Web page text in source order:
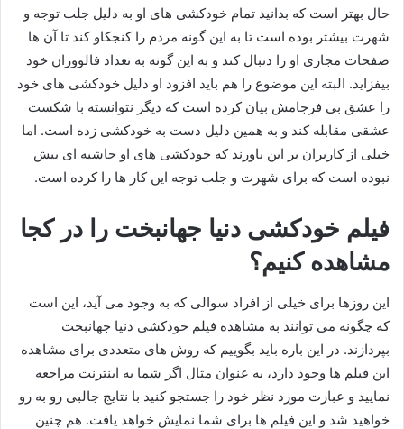
حال بهتر است که بدانید تمام خودکشی های او به دلیل جلب توجه و
شهرت بیشتر بوده است تا به این گونه مردم را کنجکاو کند تا آن ها
صفحات مجازی او را دنبال کند و به این گونه به تعداد فالووران خود
بیفزاید. البته این موضوع را هم باید افزود او دلیل خودکشی های خود
را عشق بی فرجامش بیان کرده است که دیگر نتوانسته با شکست
عشقی مقابله کند و به همین دلیل دست به خودکشی زده است. اما
خیلی از کاربران بر این باورند که خودکشی های او حاشیه ای بیش
نبوده است که برای شهرت و جلب توجه این کار ها را کرده است.
فیلم خودکشی دنیا جهانبخت را در کجا
مشاهده کنیم؟
این روزها برای خیلی از افراد سوالی که به وجود می‌ آید، این است
که چگونه می‌ توانند به مشاهده فیلم خودکشی دنیا جهانبخت
بپردازند. در این باره باید بگوییم که روش‌ های متعددی برای مشاهده
این فیلم‌ ها وجود دارد، به عنوان مثال اگر شما به اینترنت مراجعه
نمایید و عبارت مورد نظر خود را جستجو کنید با نتایج جالبی رو به رو
خواهید شد و این فیلم‌ ها برای شما نمایش خواهد یافت. هم چنین